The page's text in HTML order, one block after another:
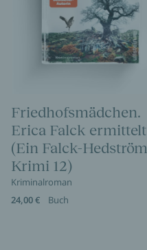
Friedhofsmädchen.
Erica Falck ermittelt
(Ein Falck-
Krimi 12)
Kriminalroman
24,00 €
Buch